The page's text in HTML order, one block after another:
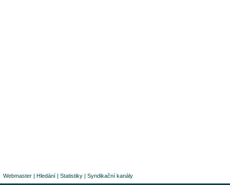
Webmaster | Hledání | Statistiky | Syndikační kanály